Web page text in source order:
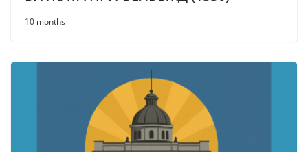
10 months